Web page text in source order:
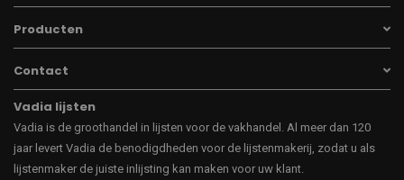
Producten
Contact
Vadia lijsten
Vadia is de groothandel in lijsten voor de vakhandel. Al meer dan 120
jaar levert Vadia de benodigdheden voor de lijstenmakerij, zodat u als
lijstenmaker de juiste inlijsting kan maken voor uw klant.